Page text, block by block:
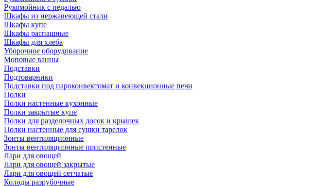
Рукомойник с педалью
Шкафы из нержавеющей стали
Шкафы купе
Шкафы распашные
Шкафы для хлеба
Уборочное оборудование
Моповые ванны
Подставки
Подтоварники
Подставки под пароконвектомат и конвекционные печи
Полки
Полки настенные кухонные
Полки закрытые купе
Полки для разделочных досок и крышек
Полки настенные для сушки тарелок
Зонты вентиляционные
Зонты вентиляционные пристенные
Лари для овощей
Лари для овощей закрытые
Лари для овощей сетчатые
Колоды разрубочные